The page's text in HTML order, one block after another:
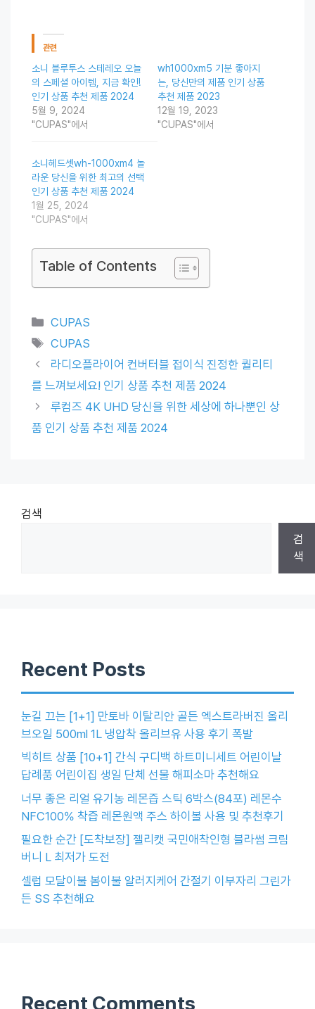
관련
소니 블루투스 스테레오 오늘
의 스페셜 아이템, 지금 확인!
인기 상품 추천 제품 2024
5월 9, 2024
"CUPAS"에서
wh1000xm5 기분 좋아지
는, 당신만의 제품 인기 상품
추천 제품 2023
12월 19, 2023
"CUPAS"에서
소니헤드셋wh-1000xm4 놀
라운 당신을 위한 최고의 선택
인기 상품 추천 제품 2024
1월 25, 2024
"CUPAS"에서
Table of Contents
Categories
CUPAS
Tags
CUPAS
라디오플라이어 컨버터블 접이식 진정한 퀄리티
를 느껴보세요! 인기 상품 추천 제품 2024
루컴즈 4K UHD 당신을 위한 세상에 하나뿐인 상
품 인기 상품 추천 제품 2024
검색
검
색
Recent Posts
눈길 끄는 [1+1] 만토바 이탈리안 골든 엑스트라버진 올리
브오일 500ml 1L 냉압착 올리브유 사용 후기 폭발
빅히트 상품 [10+1] 간식 구디백 하트미니세트 어린이날
답례품 어린이집 생일 단체 선물 해피소마 추천해요
너무 좋은 리얼 유기농 레몬즙 스틱 6박스(84포) 레몬수
NFC100% 착즙 레몬원액 주스 하이볼 사용 및 추천후기
필요한 순간 [도착보장] 젤리캣 국민애착인형 블라썸 크림
버니 L 최저가 도전
셀럽 모달이불 봄이불 알러지케어 간절기 이부자리 그린가
든 SS 추천해요
Recent Comments